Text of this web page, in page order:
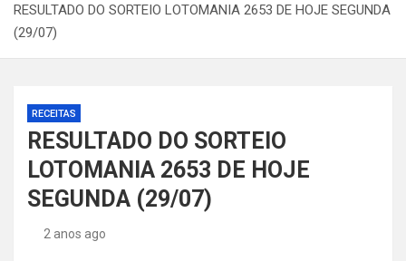
RESULTADO DO SORTEIO LOTOMANIA 2653 DE HOJE SEGUNDA
(29/07)
RECEITAS
RESULTADO DO SORTEIO
LOTOMANIA 2653 DE HOJE
SEGUNDA (29/07)
2 anos ago